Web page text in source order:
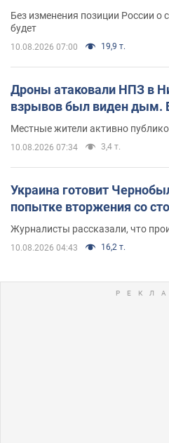
Без изменения позиции России
будет
10.08.2026 07:00 19,9 т.
Дроны атаковали НПЗ в
взрывов был виден дым.
Местные жители активно
10.08.2026 07:34 3,4 т.
Украина готовит
попытке вторжения со
Журналисты рассказали, что
10.08.2026 04:43 16,2 т.